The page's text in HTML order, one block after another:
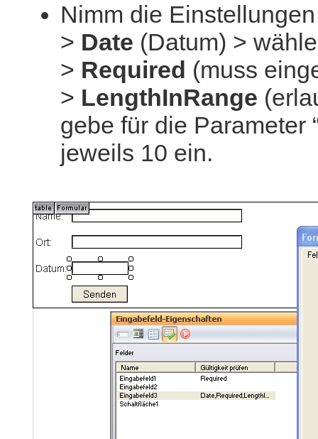
Nimm die
> Date (Datum) >
> Required (muss
> LengthInRange
gebe für die Parameter
jeweils 10 ein.